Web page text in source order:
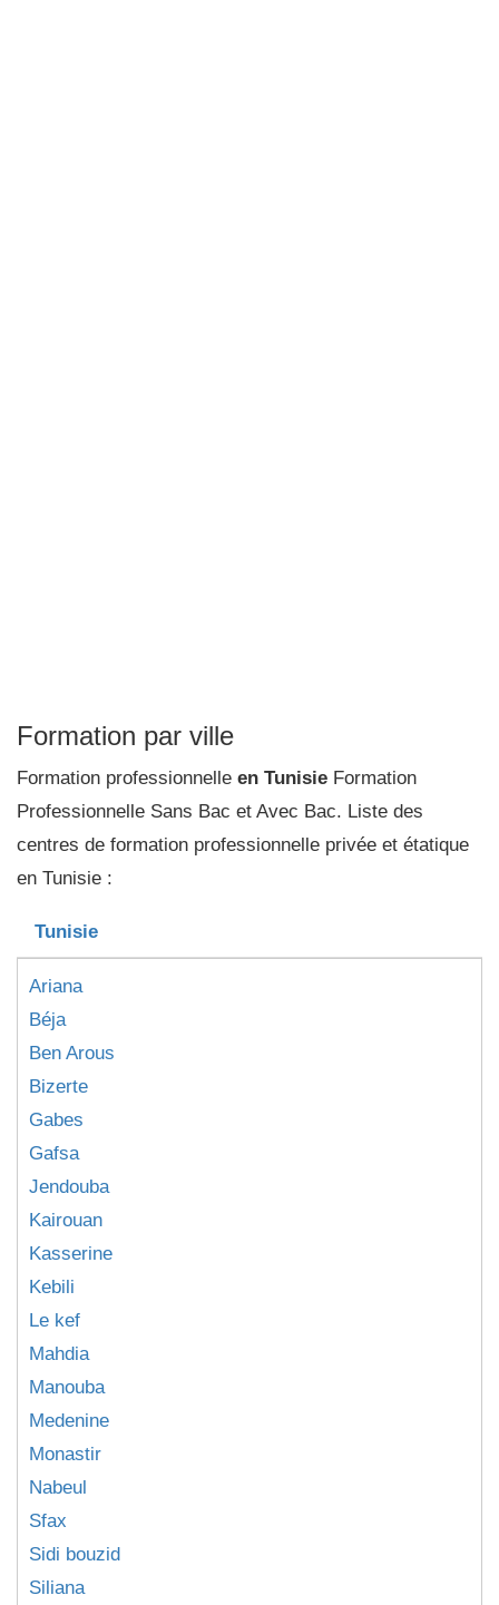
Formation par ville
Formation professionnelle en Tunisie Formation
Professionnelle Sans Bac et Avec Bac. Liste des
centres de formation professionnelle privée et étatique
en Tunisie :
Tunisie
Ariana
Béja
Ben Arous
Bizerte
Gabes
Gafsa
Jendouba
Kairouan
Kasserine
Kebili
Le kef
Mahdia
Manouba
Medenine
Monastir
Nabeul
Sfax
Sidi bouzid
Siliana